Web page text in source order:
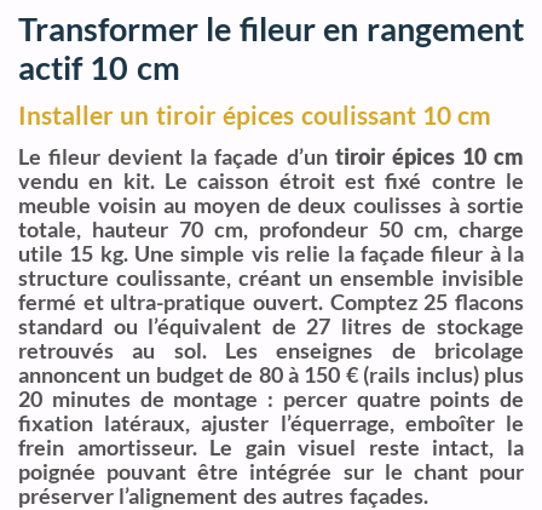
Transformer le fileur en rangement
actif 10 cm
Installer un tiroir épices coulissant 10 cm
Le fileur devient la façade d’un tiroir épices 10 cm
vendu en kit. Le caisson étroit est fixé contre le
meuble voisin au moyen de deux coulisses à sortie
totale, hauteur 70 cm, profondeur 50 cm, charge
utile 15 kg. Une simple vis relie la façade fileur à la
structure coulissante, créant un ensemble invisible
fermé et ultra-pratique ouvert. Comptez 25 flacons
standard ou l’équivalent de 27 litres de stockage
retrouvés au sol. Les enseignes de bricolage
annoncent un budget de 80 à 150 € (rails inclus) plus
20 minutes de montage : percer quatre points de
fixation latéraux, ajuster l’équerrage, emboîter le
frein amortisseur. Le gain visuel reste intact, la
poignée pouvant être intégrée sur le chant pour
préserver l’alignement des autres façades.